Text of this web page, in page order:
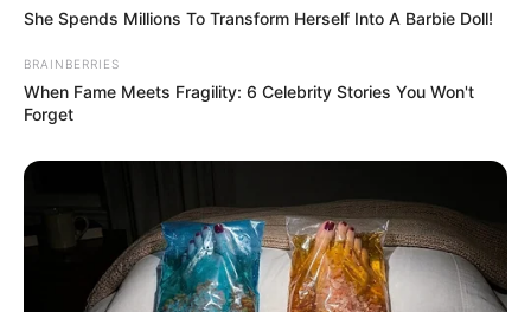
10 Desain Kanopi Tempat
Kamar Raja
Tampil Lebih Modern, 7 Potret
She Spends Millions To Transform Herself Into A Barbie Doll!
BRAINBERRIES
When Fame Meets Fragility: 6 Celebrity Stories You Won't
Forget